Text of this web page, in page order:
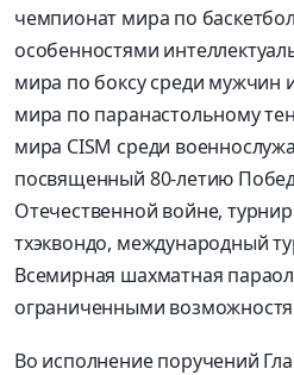
чемпионат мира по
особенностями
мира по боксу среди
мира по паранастольному
мира CISM среди
посвященный 80-летию
Отечественной войне,
тхэквондо, международный
Всемирная шахматная
ограниченными
Во исполнение поручений